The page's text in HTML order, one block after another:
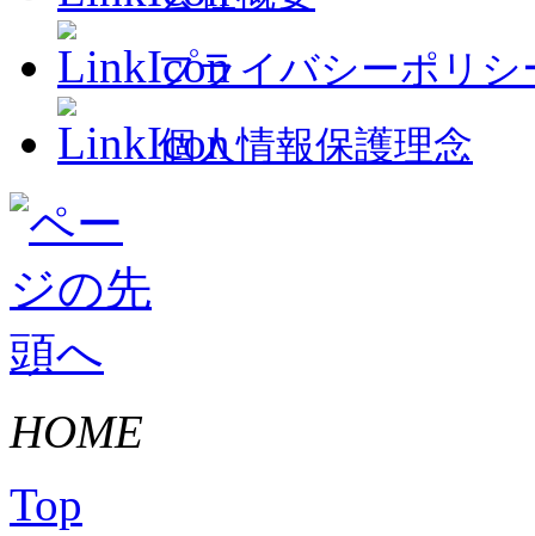
プライバシーポリシ
個人情報保護理念
HOME
Top